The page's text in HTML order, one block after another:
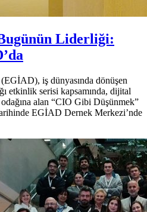
Liderliği:
iş dünyasında dönüşen
etkinlik serisi kapsamında, dijital
alan “CIO Gibi Düşünmek”
EGİAD Dernek Merkezi’nde